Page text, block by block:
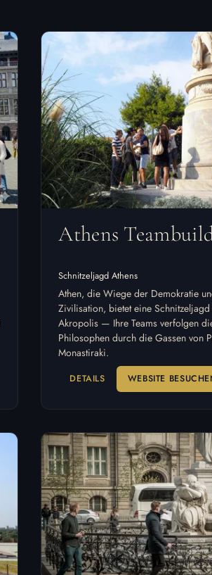
Athens
Schnitzeljagd Athens
Athen, die Wiege der Demokratie
Zivilisation, bietet eine
Akropolis — Ihre Teams verfolgen
Philosophen durch die Gassen von
Monastiraki.
DETAILS WEBSITE